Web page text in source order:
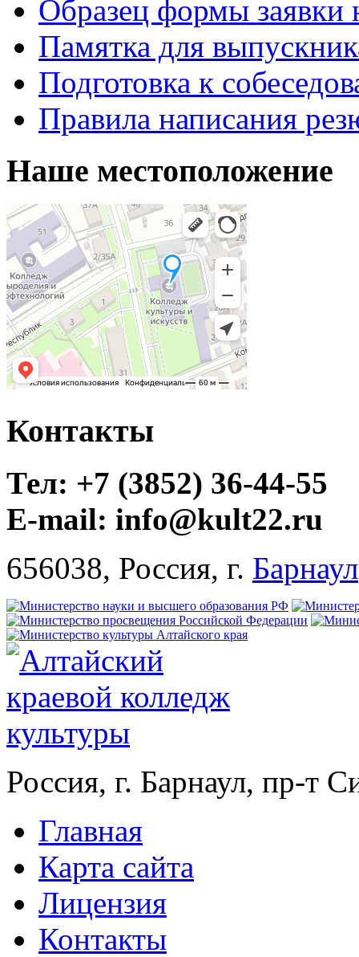
Образец формы заявки
Памятка для
Подготовка к
Правила написания
Наше местоположение
Контакты
Тел: +7 (3852) 36-44-55
E-mail: info@kult22.ru
656038, Россия, г. Барнаул
Россия, г. Барнаул, пр-т
Главная
Карта сайта
Лицензия
Контакты